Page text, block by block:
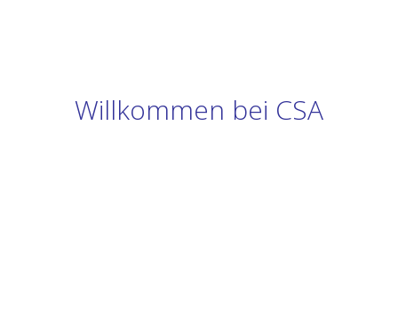
Willkommen bei CSA